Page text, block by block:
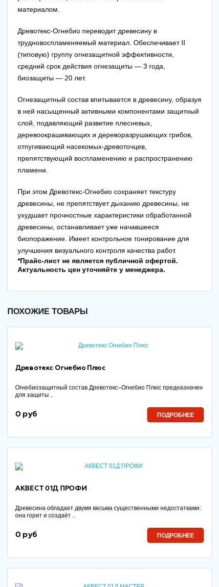
материалом.
Древотекс-Огнебио переводит древесину в
трудновоспламеняемый материал. Обеспечивает II
(типовую) группу огнезащитной эффективности,
средний срок действия огнезащиты — 3 года,
биозащиты — 20 лет.
Огнезащитный состав впитывается в древесину, образуя
в ней насыщенный активными компонентами защитный
слой, подавляющий развитие плесневых,
деревоокрашивающих и дереворазрушающих грибов,
отпугивающий насекомых-древоточцев,
препятствующий воспламенению и распространению
пламени.
При этом Древотекс-Огнебио сохраняет текстуру
древесины, не препятствует дыханию древесины, не
ухудшает прочностные характеристики обработанной
древесины, останавливает уже начавшееся
биопоражение. Имеет контрольное тонирование для
улучшения визуального контроля качества работ.
*Прайс-лист не является публичной офертой.
Актуальность цен уточняйте у менеджера.
ПОХОЖИЕ ТОВАРЫ
Древотекс Огнебио Плюс
Огнебиозащитный состав Древотекс–Огнебио Плюс предназначен
для защиты ..
ПОДРОБНЕЕ
0 руб
АКВЕСТ 01Д ПРОФИ
Древесина обладает двумя весьма существенными недостатками:
она горит и создаёт ..
ПОДРОБНЕЕ
0 руб